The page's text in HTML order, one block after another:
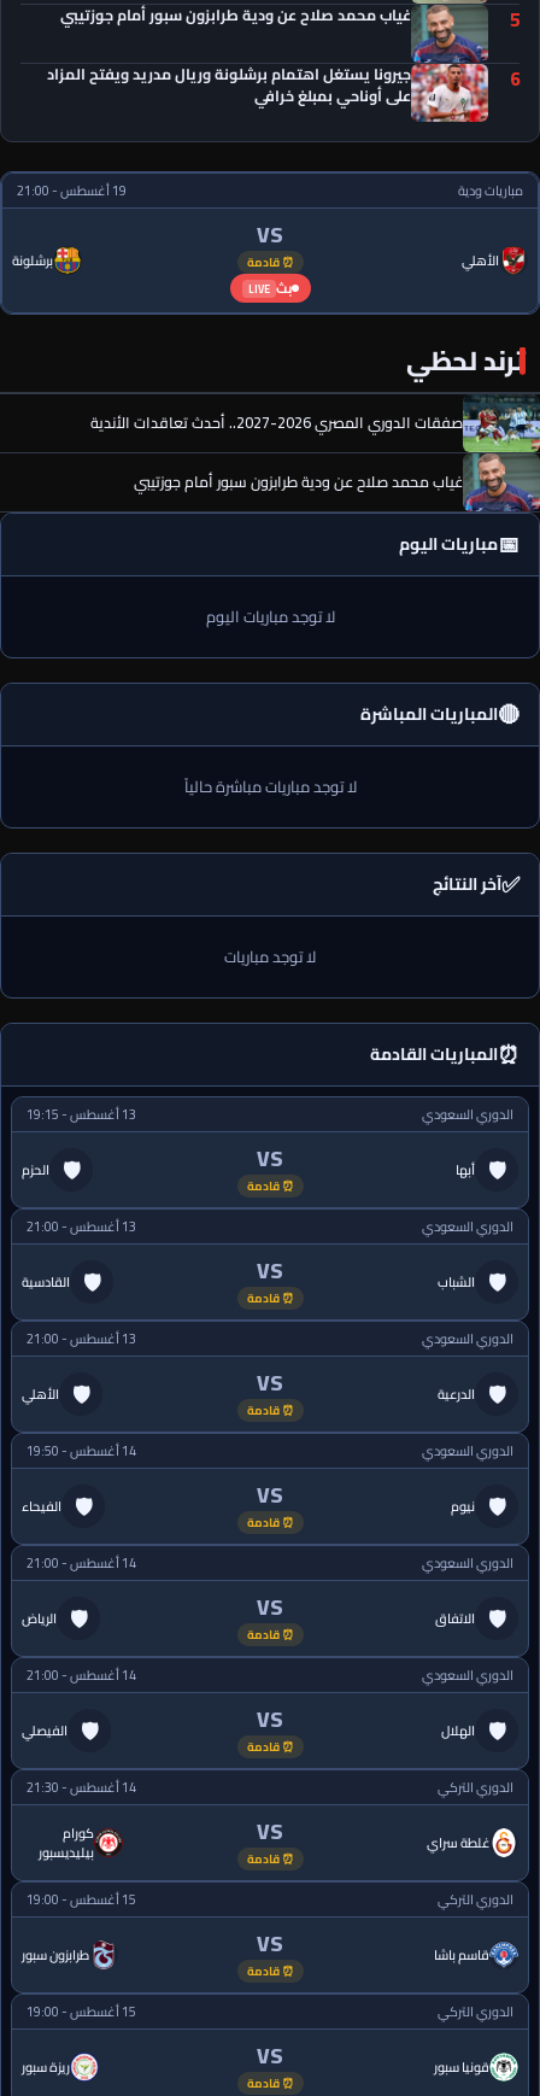
5 غياب محمد صلاح عن ودية طرابزون سبور أمام جوزتيبي
6 جيرونا يستغل اهتمام برشلونة وريال مدريد ويفتح المزاد
على أوناحي بمبلغ خرافي
مباريات ودية 19 أغسطس - 21:00
الأهلي
VS
⏰ قادمة
بث LIVE
برشلونة
ترند لحظي
صفقات الدوري المصري 2026-2027.. أحدث تعاقدات الأندية
غياب محمد صلاح عن ودية طرابزون سبور أمام جوزتيبي
📅مباريات اليوم
لا توجد مباريات اليوم
🔴المباريات المباشرة
لا توجد مباريات مباشرة حالياً
✅آخر النتائج
لا توجد مباريات
⏰المباريات القادمة
الدوري السعودي 13 أغسطس - 19:15
🛡 أبها VS
⏰ قادمة
الحزم 🛡
الدوري السعودي 13 أغسطس - 21:00
🛡 الشباب VS
⏰ قادمة
القادسية 🛡
الدوري السعودي 13 أغسطس - 21:00
🛡 الدرعية VS
⏰ قادمة
الأهلي 🛡
الدوري السعودي 14 أغسطس - 19:50
🛡 نيوم VS
⏰ قادمة
الفيحاء 🛡
الدوري السعودي 14 أغسطس - 21:00
🛡 الاتفاق VS
⏰ قادمة
الرياض 🛡
الدوري السعودي 14 أغسطس - 21:00
🛡 الهلال VS
⏰ قادمة
الفيصلي 🛡
الدوري التركي 14 أغسطس - 21:30
غلطة سراي VS
⏰ قادمة
كورام
بيليديسبور
الدوري التركي
15 أغسطس - 19:00
قاسم باشا VS
⏰ قادمة
طرابزون سبور
الدوري التركي 15 أغسطس - 19:00
قونيا سبور VS
⏰ قادمة
ريزة سبور